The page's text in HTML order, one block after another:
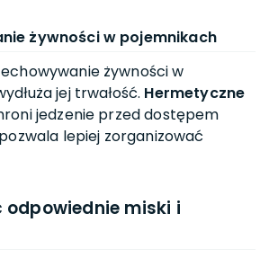
żywności w pojemnikach
żywności w
jej trwałość. Hermetyczne
jedzenie przed dostępem
lepiej zorganizować
miski i